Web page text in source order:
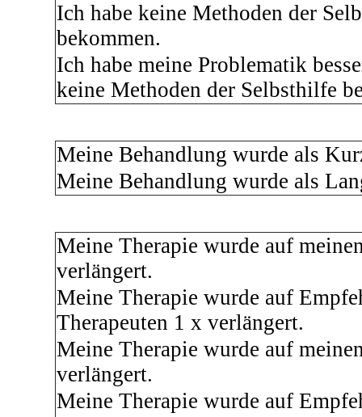
Ich habe keine Methoden der
bekommen.
Ich habe meine Problematik
keine Methoden der Selbsthilfe
Meine Behandlung wurde als
Meine Behandlung wurde als
Meine Therapie wurde auf
verlängert.
Meine Therapie wurde auf
Therapeuten 1 x verlängert.
Meine Therapie wurde auf
verlängert.
Meine Therapie wurde auf